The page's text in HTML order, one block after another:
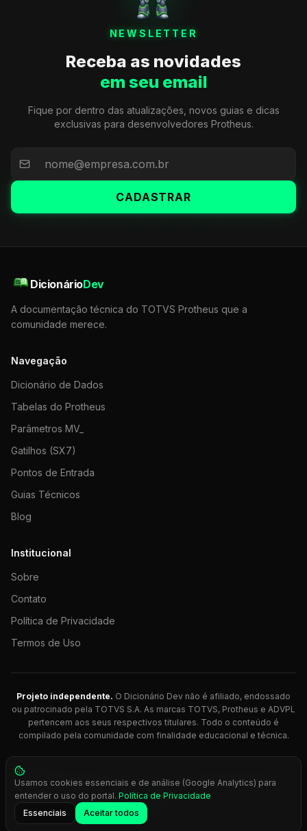
NEWSLETTER
Receba as novidades
em seu email
Fique por dentro das atualizações, novos guias e dicas
exclusivas para desenvolvedores Protheus.
CADASTRAR
DicionárioDev
A documentação técnica do TOTVS Protheus que a
comunidade merece.
Navegação
Dicionário de Dados
Tabelas do Protheus
Parâmetros MV_
Gatilhos (SX7)
Pontos de Entrada
Guias Técnicos
Blog
Institucional
Sobre
Contato
Política de Privacidade
Termos de Uso
Projeto independente. O Dicionário Dev não é afiliado, endossado
ou patrocinado pela TOTVS S.A. As marcas TOTVS, Protheus e ADVPL
pertencem aos seus respectivos titulares. Todo o conteúdo é
compilado pela comunidade com finalidade educacional e técnica.
© 2026 Dicionário Dev. Feito com 💚 para desenvolvedores
Protheus.
Press Ctrl+K
Usamos cookies essenciais e de análise (Google Analytics) para
entender o uso do portal. Política de Privacidade
Essenciais
Aceitar todos